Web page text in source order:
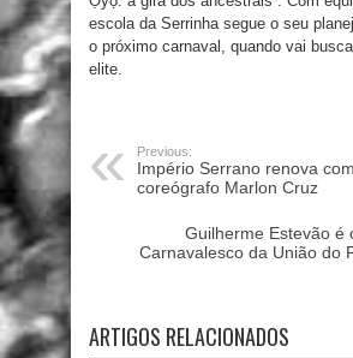
escola da Serrinha segue o seu
o próximo carnaval, quando vai
elite.
Previous:
Império Serrano renova
coreógrafo Marlon Cruz
Guilherme Estevão é
Carnavalesco da União do
ARTIGOS RELACIONADOS